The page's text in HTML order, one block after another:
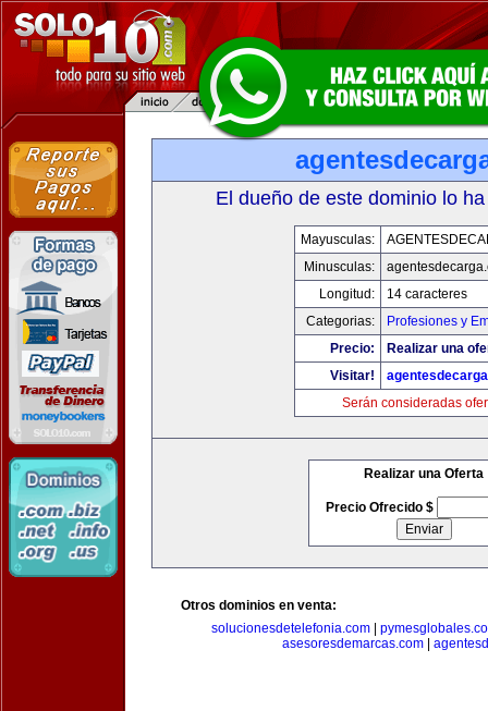
El dueño de este dominio lo
Mayusculas:
Minusculas:
Longitud:
14 caracteres
Categorias:
Profesiones y
Precio:
Realizar una
Visitar!
Serán consideradas
Realizar una Oferta
Precio Ofrecido $
Otros dominios en venta:
solucionesdetelefonia.com|
asesoresdemarcas.com